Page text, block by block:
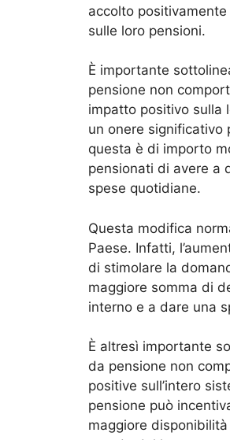
accolto
sulle loro pensioni.
È importante
pensione non
impatto positivo sulla
un onere significativo
questa è di importo
pensionati di avere a
spese quotidiane.
Questa modifica
Paese. Infatti,
di stimolare la
maggiore somma di
interno e a dare una
È altresì importante
da pensione non
positive sull’intero
pensione può
maggiore